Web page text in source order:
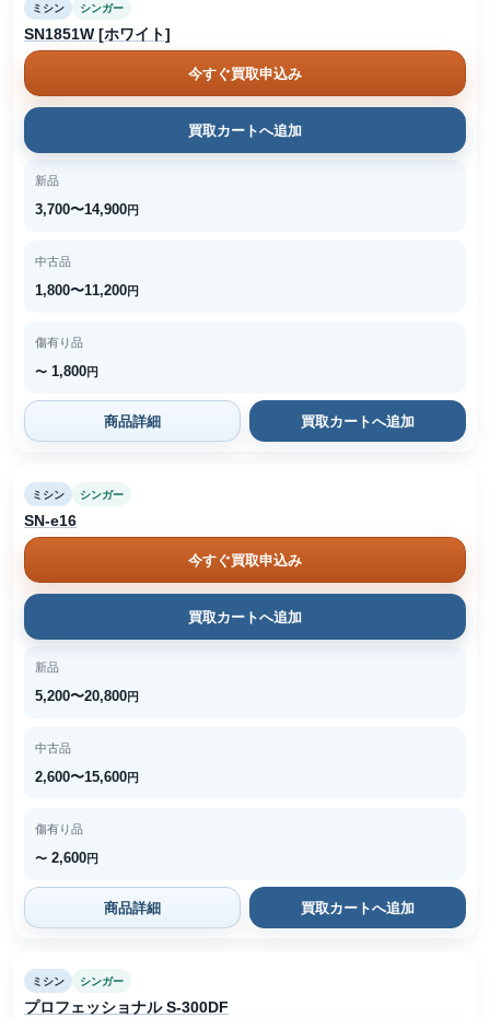
ミシン シンガー
SN1851W [ホワイト]
今すぐ買取申込み
買取カートへ追加
新品
3,700〜14,900円
中古品
1,800〜11,200円
傷有り品
〜 1,800円
商品詳細 買取カートへ追加
ミシン シンガー
SN-e16
今すぐ買取申込み
買取カートへ追加
新品
5,200〜20,800円
中古品
2,600〜15,600円
傷有り品
〜 2,600円
商品詳細 買取カートへ追加
ミシン シンガー
プロフェッショナル S-300DF